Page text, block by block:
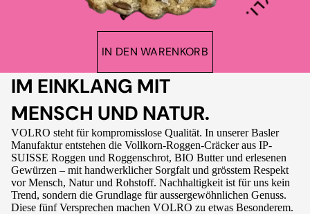
IN DEN WARENKORB
IM EINKLANG MIT
MENSCH UND NATUR.
VOLRO steht für kompromisslose Qualität. In unserer Basler
Manufaktur entstehen die Vollkorn-Roggen-Cräcker aus IP-
SUISSE Roggen und Roggenschrot, BIO Butter und erlesenen
Gewürzen – mit handwerklicher Sorgfalt und grösstem Respekt
vor Mensch, Natur und Rohstoff. Nachhaltigkeit ist für uns kein
Trend, sondern die Grundlage für aussergewöhnlichen Genuss.
Diese fünf Versprechen machen VOLRO zu etwas Besonderem.